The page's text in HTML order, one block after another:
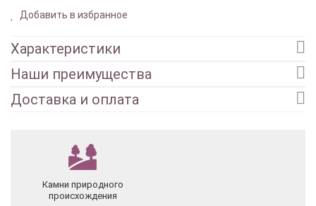
Добавить в избранное
Характеристики
Наши преимущества
Доставка и оплата
Камни природного
происхождения